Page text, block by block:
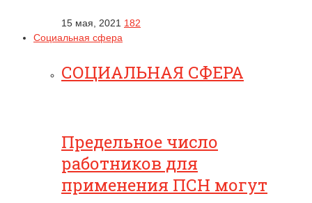
15 мая, 2021 182
Социальная сфера
СОЦИАЛЬНАЯ СФЕРА
Предельное число
работников для
применения ПСН могут